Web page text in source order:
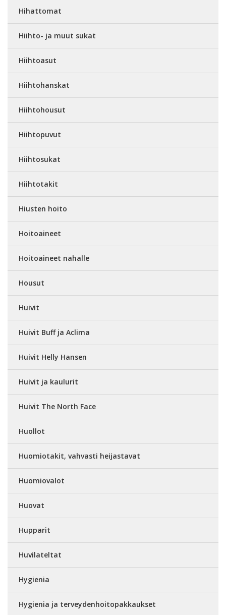
Hihattomat
Hiihto- ja muut sukat
Hiihtoasut
Hiihtohanskat
Hiihtohousut
Hiihtopuvut
Hiihtosukat
Hiihtotakit
Hiusten hoito
Hoitoaineet
Hoitoaineet nahalle
Housut
Huivit
Huivit Buff ja Aclima
Huivit Helly Hansen
Huivit ja kaulurit
Huivit The North Face
Huollot
Huomiotakit, vahvasti heijastavat
Huomiovalot
Huovat
Hupparit
Huvilateltat
Hygienia
Hygienia ja terveydenhoitopakkaukset